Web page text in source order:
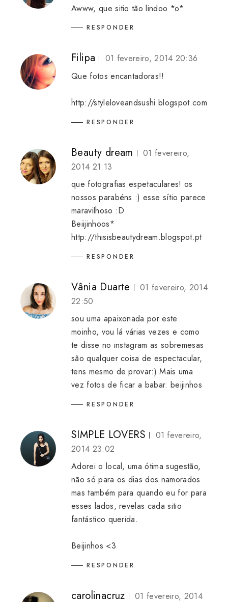
Awww, que sitio tão lindoo *o*
RESPONDER
Filipa
01 fevereiro, 2014 20:36
Que fotos encantadoras!!
http://styleloveandsushi.blogspot.com
RESPONDER
Beauty dream
01 fevereiro,
2014 21:13
que fotografias espetaculares! os
nossos parabéns :) esse sítio parece
maravilhoso :D
Beiijinhoos*
http://thisisbeautydream.blogspot.pt
RESPONDER
Vânia Duarte
01 fevereiro, 2014
22:50
sou uma apaixonada por este
moinho, vou lá várias vezes e como
te disse no instagram as sobremesas
são qualquer coisa de espectacular,
tens mesmo de provar:) Mais uma
vez fotos de ficar a babar. beijinhos
RESPONDER
SIMPLE LOVERS
01 fevereiro,
2014 23:02
Adorei o local, uma ótima sugestão,
não só para os dias dos namorados
mas também para quando eu for para
esses lados, revelas cada sitio
fantástico querida.
Beijinhos <3
RESPONDER
carolinacruz 01 fevereiro, 2014